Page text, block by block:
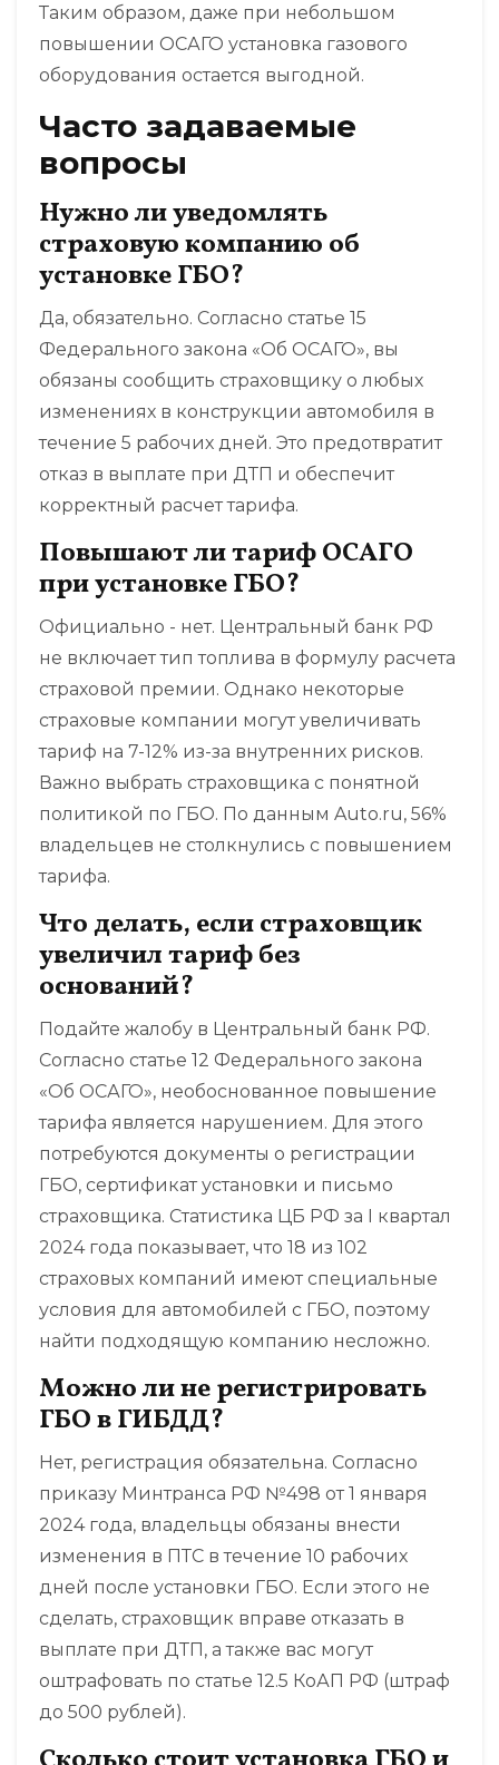
Таким образом, даже при небольшом
повышении ОСАГО установка газового
оборудования остается выгодной.
Часто задаваемые
вопросы
Нужно ли уведомлять
страховую компанию об
установке ГБО?
Да, обязательно. Согласно статье 15
Федерального закона «Об ОСАГО», вы
обязаны сообщить страховщику о любых
изменениях в конструкции автомобиля в
течение 5 рабочих дней. Это предотвратит
отказ в выплате при ДТП и обеспечит
корректный расчет тарифа.
Повышают ли тариф ОСАГО
при установке ГБО?
Официально - нет. Центральный банк РФ
не включает тип топлива в формулу расчета
страховой премии. Однако некоторые
страховые компании могут увеличивать
тариф на 7-12% из-за внутренних рисков.
Важно выбрать страховщика с понятной
политикой по ГБО. По данным Auto.ru, 56%
владельцев не столкнулись с повышением
тарифа.
Что делать, если страховщик
увеличил тариф без
оснований?
Подайте жалобу в Центральный банк РФ.
Согласно статье 12 Федерального закона
«Об ОСАГО», необоснованное повышение
тарифа является нарушением. Для этого
потребуются документы о регистрации
ГБО, сертификат установки и письмо
страховщика. Статистика ЦБ РФ за I квартал
2024 года показывает, что 18 из 102
страховых компаний имеют специальные
условия для автомобилей с ГБО, поэтому
найти подходящую компанию несложно.
Можно ли не регистрировать
ГБО в ГИБДД?
Нет, регистрация обязательна. Согласно
приказу Минтранса РФ №498 от 1 января
2024 года, владельцы обязаны внести
изменения в ПТС в течение 10 рабочих
дней после установки ГБО. Если этого не
сделать, страховщик вправе отказать в
выплате при ДТП, а также вас могут
оштрафовать по статье 12.5 КоАП РФ (штраф
до 500 рублей).